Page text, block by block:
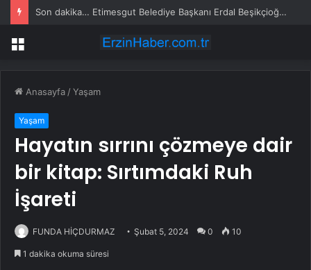
Son dakika… Etimesgut Belediye Başkanı Erdal Beşikçioğlu tutuklandı
Menü
Anasayfa /Yaşam
Yaşam
Hayatın sırrını çözmeye dair
bir kitap: Sırtımdaki Ruh
İşareti
FUNDA HİÇDURMAZ Şubat 5, 2024 0 10
1 dakika okuma süresi